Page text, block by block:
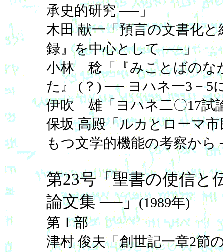
承史的研究 ──」
木田 献一「預言の文書化
録』を中心として ──」
小林 稔「『みことばのな
た』 (？) ── ヨハネ一3－5
伊吹 雄「ヨハネ二〇17試
保坂 高殿「ルカとローマ
もつ文学的機能の考察から
第23号「聖書の使信と
論文集 ──」(1989年)
第Ｉ部
津村 俊夫「創世記一章2節